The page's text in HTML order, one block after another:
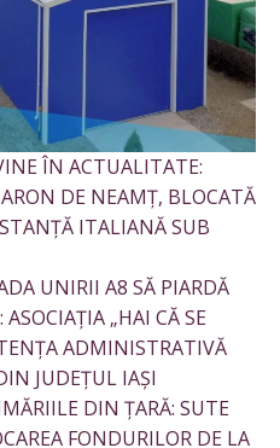
ÎN ACTUALITATE:
DE NEAMȚ, BLOCATĂ
ITALIANĂ SUB
UNIRII A8 SĂ PIARDĂ
„HAI CĂ SE
ADMINISTRATIVĂ
JUDEȚUL IAȘI
DIN ȚARĂ: SUTE
FONDURILOR DE LA